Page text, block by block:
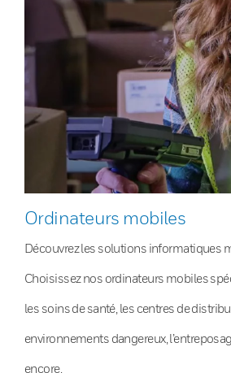
Ordinateurs mobiles
Découvrez les solutions informatiques
Choisissez nos ordinateurs mobiles
les soins de santé, les centres de
environnements dangereux,
encore.